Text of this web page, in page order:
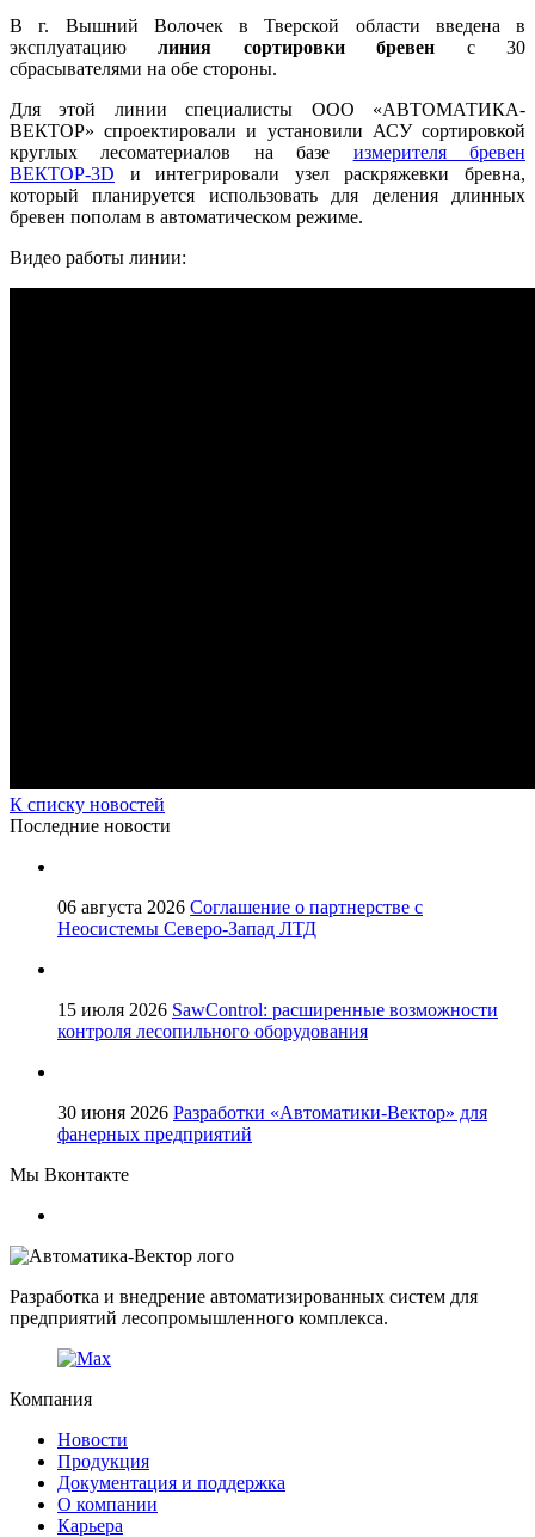
В г. Вышний Волочек в Тверской области введена в
эксплуатациюлиния сортировки бревен с 30
сбрасывателями на обе стороны.
Для этой линии специалисты ООО «АВТОМАТИКА-
ВЕКТОР» спроектировали и установили АСУ сортировкой
круглых лесоматериалов на базе измерителя бревен
ВЕКТОР-3D и интегрировали узел раскряжевки бревна,
который планируется использовать для деления длинных
бревен пополам в автоматическом режиме.
Видео работы линии:
К списку новостей
Последние новости
06 августа 2026 Соглашение о партнерстве с
Неосистемы Северо-Запад ЛТД
15 июля 2026 SawControl: расширенные возможности
контроля лесопильного оборудования
30 июня 2026 Разработки «Автоматики-Вектор» для
фанерных предприятий
Мы Вконтакте
Разработка и внедрение автоматизированных систем для
предприятий лесопромышленного комплекса.
Компания
Новости
Продукция
Документация и поддержка
О компании
Карьера